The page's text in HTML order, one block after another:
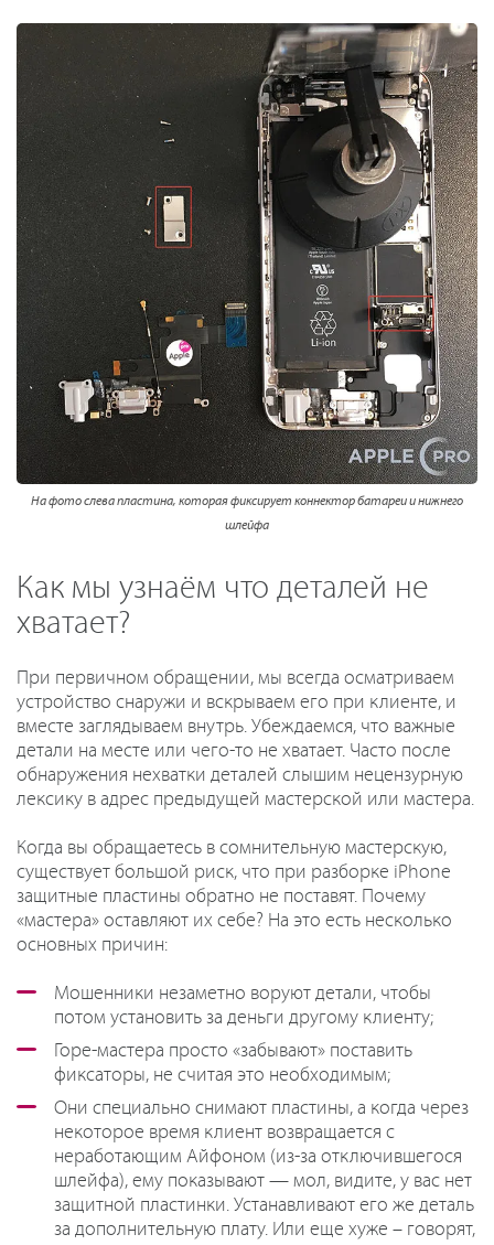
На фото слева пластина, которая фиксирует коннектор батареи и нижнего
шлейфа
Как мы узнаём что деталей не
хватает?
При первичном обращении, мы всегда осматриваем
устройство снаружи и вскрываем его при клиенте, и
вместе заглядываем внутрь. Убеждаемся, что важные
детали на месте или чего-то не хватает. Часто после
обнаружения нехватки деталей слышим нецензурную
лексику в адрес предыдущей мастерской или мастера.
Когда вы обращаетесь в сомнительную мастерскую,
существует большой риск, что при разборке iPhone
защитные пластины обратно не поставят. Почему
«мастера» оставляют их себе? На это есть несколько
основных причин:
Мошенники незаметно воруют детали, чтобы
потом установить за деньги другому клиенту;
Горе-мастера просто «забывают» поставить
фиксаторы, не считая это необходимым;
Они специально снимают пластины, а когда через
некоторое время клиент возвращается с
неработающим Айфоном (из-за отключившегося
шлейфа), ему показывают — мол, видите, у вас нет
защитной пластинки. Устанавливают его же деталь
за дополнительную плату. Или еще хуже – говорят,